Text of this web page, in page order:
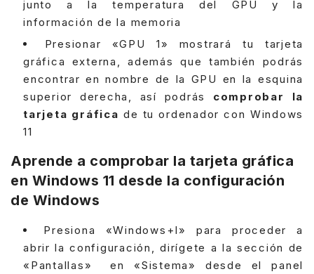
junto a la temperatura del GPU y la
información de la memoria
Presionar «GPU 1» mostrará tu tarjeta
gráfica externa, además que también podrás
encontrar en nombre de la GPU en la esquina
superior derecha, así podrás comprobar la
tarjeta gráfica de tu ordenador con Windows
11
Aprende a comprobar la tarjeta gráfica
en Windows 11 desde la configuración
de Windows
Presiona «Windows+I» para proceder a
abrir la configuración, dirígete a la sección de
«Pantallas» en «Sistema» desde el panel